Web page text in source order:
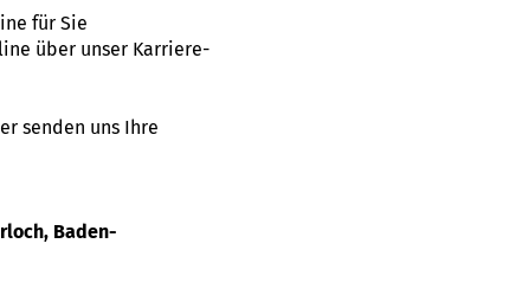
für Sie
über unser Karriere-
senden uns Ihre
Baden-